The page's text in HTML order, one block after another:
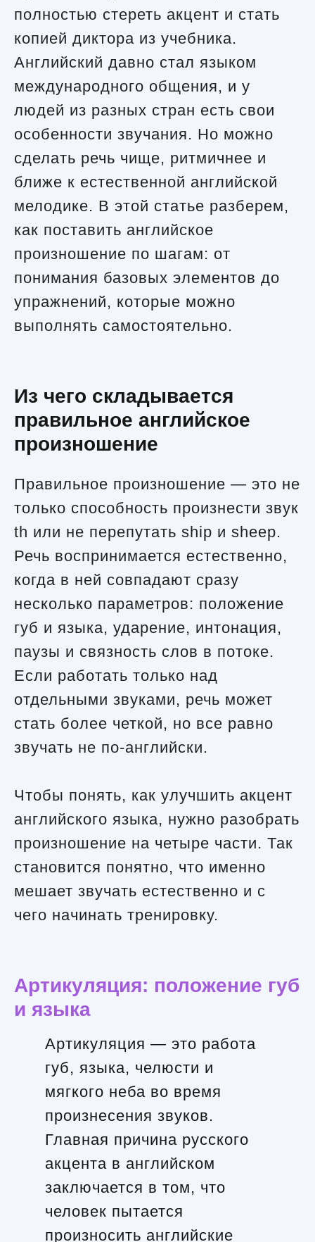
полностью стереть акцент и стать
копией диктора из учебника.
Английский давно стал языком
международного общения, и у
людей из разных стран есть свои
особенности звучания. Но можно
сделать речь чище, ритмичнее и
ближе к естественной английской
мелодике. В этой статье разберем,
как поставить английское
произношение по шагам: от
понимания базовых элементов до
упражнений, которые можно
выполнять самостоятельно.
Из чего складывается
правильное английское
произношение
Правильное произношение — это не
только способность произнести звук
th или не перепутать ship и sheep.
Речь воспринимается естественно,
когда в ней совпадают сразу
несколько параметров: положение
губ и языка, ударение, интонация,
паузы и связность слов в потоке.
Если работать только над
отдельными звуками, речь может
стать более четкой, но все равно
звучать не по-английски.
Чтобы понять, как улучшить акцент
английского языка, нужно разобрать
произношение на четыре части. Так
становится понятно, что именно
мешает звучать естественно и с
чего начинать тренировку.
Артикуляция: положение губ
и языка
Артикуляция — это работа
губ, языка, челюсти и
мягкого неба во время
произнесения звуков.
Главная причина русского
акцента в английском
заключается в том, что
человек пытается
произносить английские